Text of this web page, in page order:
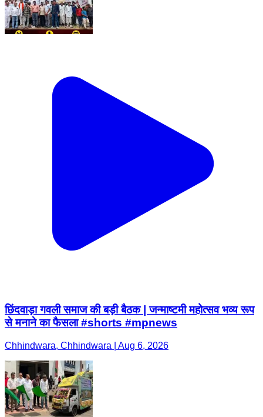
छिंदवाड़ा गवली समाज की बड़ी बैठक | जन्माष्टमी महोत्सव भव्य रूप
से मनाने का फैसला #shorts #mpnews
Chhindwara, Chhindwara | Aug 6, 2026